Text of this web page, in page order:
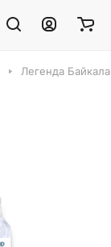
Легенда Байкала